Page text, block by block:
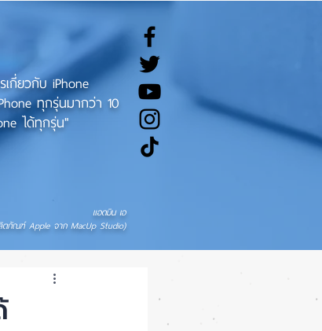
กี่ยวกับ iPhone
ทุกรุ่นมากว่า 10
ได้ทุกรุ่น"
แอดมิน เอ
ตภัณฑ์ Apple จาก MacUp Studio)